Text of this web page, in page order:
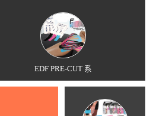
EDF PRE-CUT 系